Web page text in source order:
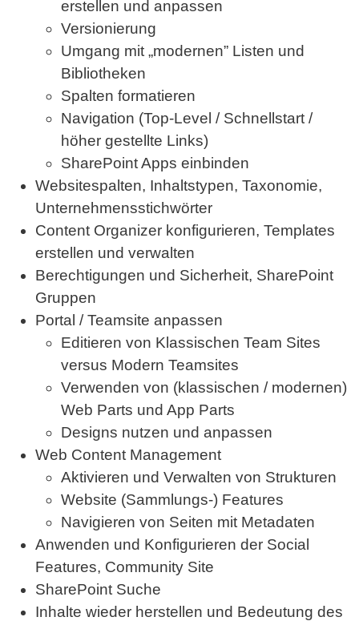
erstellen und anpassen
Versionierung
Umgang mit „modernen” Listen und
Bibliotheken
Spalten formatieren
Navigation (Top-Level / Schnellstart /
höher gestellte Links)
SharePoint Apps einbinden
Websitespalten, Inhaltstypen, Taxonomie,
Unternehmensstichwörter
Content Organizer konfigurieren, Templates
erstellen und verwalten
Berechtigungen und Sicherheit, SharePoint
Gruppen
Portal / Teamsite anpassen
Editieren von Klassischen Team Sites
versus Modern Teamsites
Verwenden von (klassischen / modernen)
Web Parts und App Parts
Designs nutzen und anpassen
Web Content Management
Aktivieren und Verwalten von Strukturen
Website (Sammlungs-) Features
Navigieren von Seiten mit Metadaten
Anwenden und Konfigurieren der Social
Features, Community Site
SharePoint Suche
Inhalte wieder herstellen und Bedeutung des